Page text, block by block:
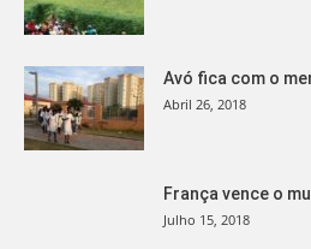
Avó fica com o
Abril 26, 2018
França vence o
Julho 15, 2018